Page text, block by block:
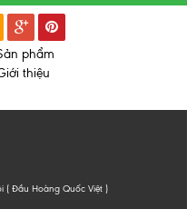
phẩm
thiệu
( Đầu Hoàng Quốc Việt )